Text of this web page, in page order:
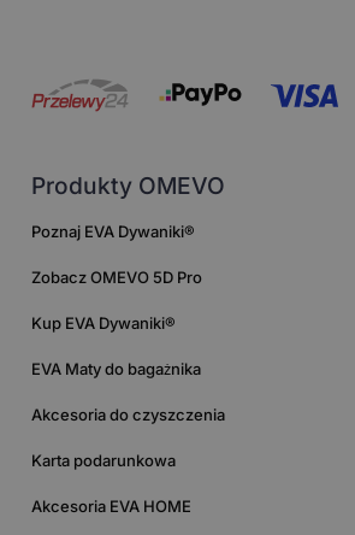
Produkty OMEVO
Poznaj EVA Dywaniki®
Zobacz OMEVO 5D Pro
Kup EVA Dywaniki®
EVA Maty do bagażnika
Akcesoria do czyszczenia
Karta podarunkowa
Akcesoria EVA HOME